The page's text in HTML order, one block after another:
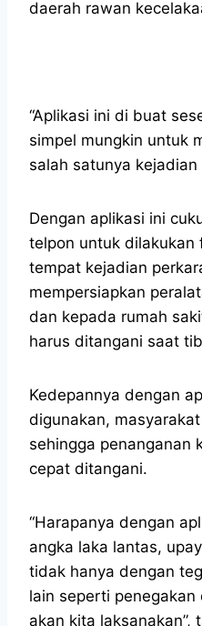
daerah rawan
“Aplikasi ini di buat
simpel mungkin untuk
salah satunya kejadian
Dengan aplikasi ini
telpon untuk
tempat kejadian
mempersiapkan
dan kepada rumah
harus ditangani saat
Kedepannya dengan
digunakan,
sehingga penanganan
cepat ditangani.
“Harapanya dengan
angka laka lantas,
tidak hanya dengan
lain seperti
akan kita laksanakan”,